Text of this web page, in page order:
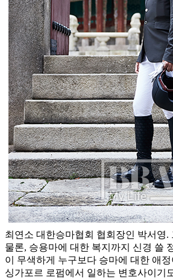
최연소 대한승마협회 협회장인 박서영.
물론, 승용마에 대한 복지까지 신경 쓸
이 무색하게 누구보다 승마에 대한 애
싱가포르 로펌에서 일하는 변호사이기